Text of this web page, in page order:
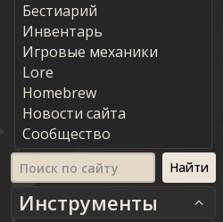
Бестиарий
Инвентарь
Игровые механики
Lore
Homebrew
Новости сайта
Сообщество
Инструменты